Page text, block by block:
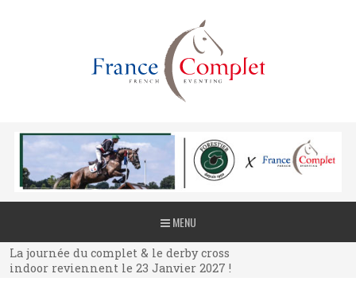
MENU
La journée du complet & le derby cross
indoor reviennent le 23 Janvier 2027 !
La journée du complet & le derby cross
indoor reviennent le 23 Janvier 2027 !